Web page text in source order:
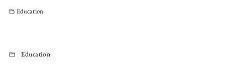
Education
Education